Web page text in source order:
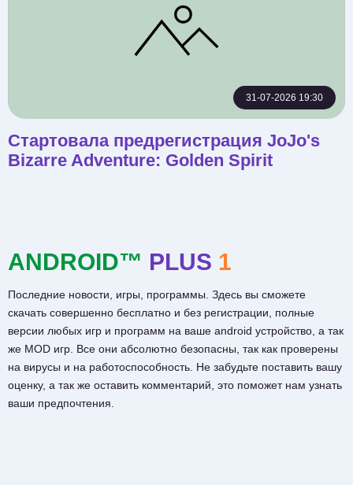
31-07-2026 19:30
Стартовала предрегистрация JoJo's
Bizarre Adventure: Golden Spirit
ANDROID™ PLUS 1
Последние новости, игры, программы. Здесь вы сможете
скачать совершенно бесплатно и без регистрации, полные
версии любых игр и программ на ваше android устройство, а так
же MOD игр. Все они абсолютно безопасны, так как проверены
на вирусы и на работоспособность. Не забудьте поставить вашу
оценку, а так же оставить комментарий, это поможет нам узнать
ваши предпочтения.